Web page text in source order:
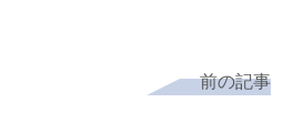
前の記事